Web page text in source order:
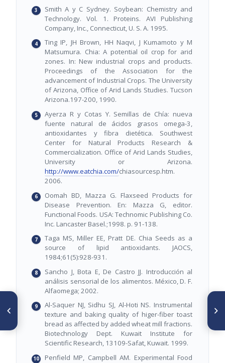
Smith A y C Sydney. Soybean: Chemistry and
Technology. Vol. 1. Proteins. AVI Publishing
Company, Inc., Connecticut, U. S. A. 1995.
Ting IP, JH Brown, HH Naqvi, J Kumamoto y M
Matsumura. Chia: A potential oil crop for arid
zones. In: New industrial crops and products.
Proceedings of the Association for the
advancement of Industrial Crops. The University
of Arizona, Office of Arid Lands Studies. Tucson
Arizona.197-200, 1990.
Ayerza R y Cotas Y. Semillas de Chía: nueva
fuente natural de ácidos grasos omega-3,
antioxidantes y fibra dietética. Southwest
Center for Natural Products Research &
Commercialization. Office of Arid Lands Studies,
University or Arizona.
http://www.eatchia.com/chiasourcesp.htm.
2006.
Oomah BD, Mazza G. Flaxseed Products for
Disease Prevention. En: Mazza G, editor.
Functional Foods. USA: Technomic Publishing Co.
Inc. Lancaster Basel.;1998. p. 91-138.
Taga MS, Miller EE, Pratt DE. Chia Seeds as a
source of lipid antioxidants. JAOCS,
1984;61(5):928-931.
Sancho J, Bota E, De Castro JJ. Introducción al
análisis sensorial de los alimentos. México, D. F.
Alfaomega; 2002.
Al-Saquer NJ, Sidhu SJ, Al-Hoti NS. Instrumental
texture and baking quality of higer-fiber toast
bread as affected by added wheat mill fractions.
Biotechnology Dept. Kuwait Institute for
Scientific Research, 13109-Safat, Kuwait. 1999.
Penfield MP, Campbell AM. Experimental Food
ARTÍCULO ANTERIOR
Composición y aporte
potencial de hierro, calcio y
zinc de panes y fideos
elaborados con harinas de
trigo y amaranto
SIGUIENTE ARTÍCULO
Evaluación de los ácidos
grasos n-3 de 18 especies de
pescados marinos mexicanos
como alimentos funcionales